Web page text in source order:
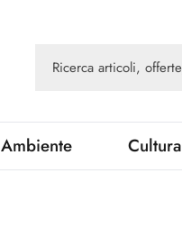
Ambiente Cultura